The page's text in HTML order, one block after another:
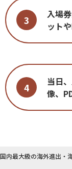
3
入場
ット
4
当日
像、
国内最大級の海外進出・